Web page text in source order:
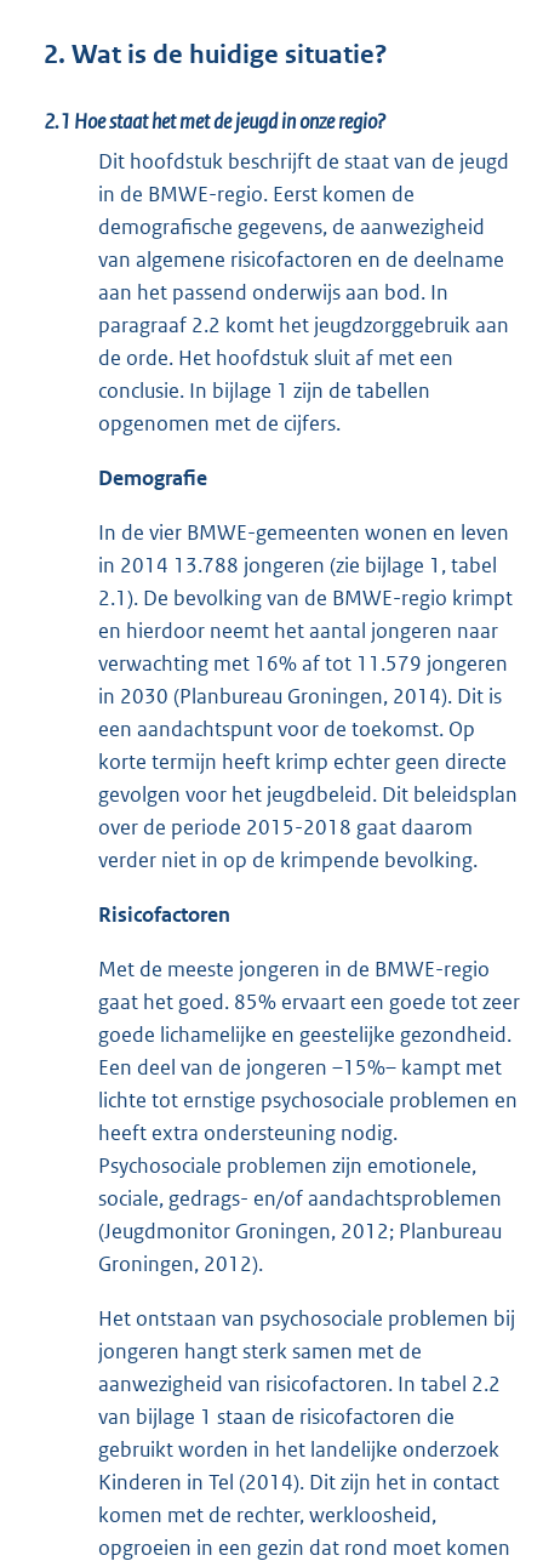
2. Wat is de huidige situatie?
2.1 Hoe staat het met de jeugd in onze regio?
Dit hoofdstuk beschrijft de staat van de jeugd
in de BMWE-regio. Eerst komen de
demografische gegevens, de aanwezigheid
van algemene risicofactoren en de deelname
aan het passend onderwijs aan bod. In
paragraaf 2.2 komt het jeugdzorggebruik aan
de orde. Het hoofdstuk sluit af met een
conclusie. In bijlage 1 zijn de tabellen
opgenomen met de cijfers.
Demografie
In de vier BMWE-gemeenten wonen en leven
in 2014 13.788 jongeren (zie bijlage 1, tabel
2.1). De bevolking van de BMWE-regio krimpt
en hierdoor neemt het aantal jongeren naar
verwachting met 16% af tot 11.579 jongeren
in 2030 (Planbureau Groningen, 2014). Dit is
een aandachtspunt voor de toekomst. Op
korte termijn heeft krimp echter geen directe
gevolgen voor het jeugdbeleid. Dit beleidsplan
over de periode 2015-2018 gaat daarom
verder niet in op de krimpende bevolking.
Risicofactoren
Met de meeste jongeren in de BMWE-regio
gaat het goed. 85% ervaart een goede tot zeer
goede lichamelijke en geestelijke gezondheid.
Een deel van de jongeren –15%– kampt met
lichte tot ernstige psychosociale problemen en
heeft extra ondersteuning nodig.
Psychosociale problemen zijn emotionele,
sociale, gedrags- en/of aandachtsproblemen
(Jeugdmonitor Groningen, 2012; Planbureau
Groningen, 2012).
Het ontstaan van psychosociale problemen bij
jongeren hangt sterk samen met de
aanwezigheid van risicofactoren. In tabel 2.2
van bijlage 1 staan de risicofactoren die
gebruikt worden in het landelijke onderzoek
Kinderen in Tel (2014). Dit zijn het in contact
komen met de rechter, werkloosheid,
opgroeien in een gezin dat rond moet komen